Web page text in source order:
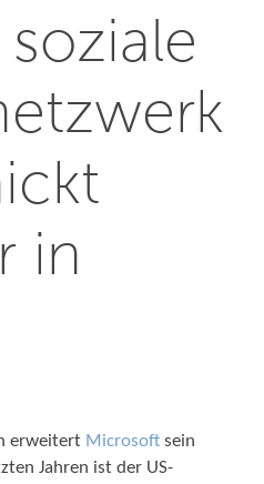
in
erweitert Microsoft sein
Jahren ist der US-